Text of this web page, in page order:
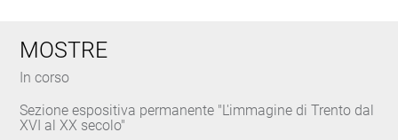
MOSTRE
In corso
Sezione espositiva permanente "L'immagine di Trento dal
XVI al XX secolo"